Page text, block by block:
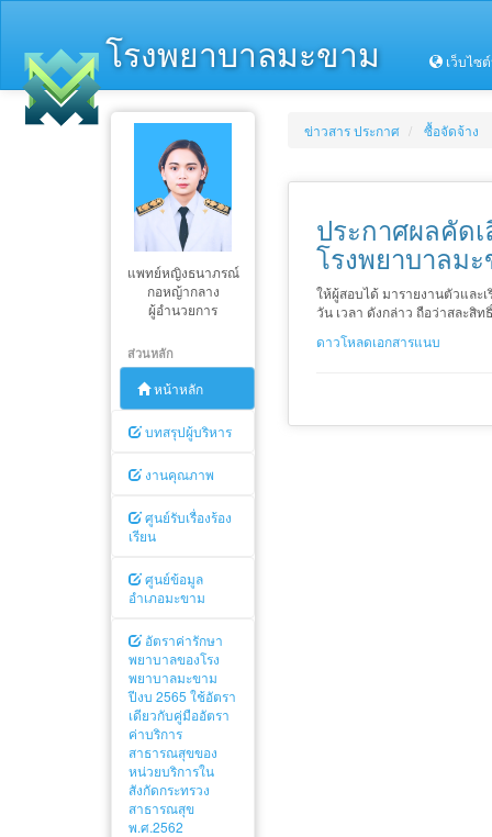
โรงพยาบาลมะขาม เว็บไซ
แพทย์หญิงธนาภรณ์
กอหญ้ากลาง
ผู้อำนวยการ
ส่วนหลัก
หน้าหลัก
บทสรุปผู้บริหาร
งานคุณภาพ
ศูนย์รับเรื่องร้อง
เรียน
ศูนย์ข้อมูล
อำเภอมะขาม
อัตราค่ารักษา
พยาบาลของโรง
พยาบาลมะขาม
ปีงบ 2565 ใช้อัตรา
เดียวกับคู่มืออัตรา
ค่าบริการ
สาธารณสุขของ
หน่วยบริการใน
สังกัดกระทรวง
สาธารณสุข
พ.ศ.2562
ข่าวสาร ประกาศ ซื้อจัดจ้าง
ประกาศผลคัด
โรงพยาบาลม
ให้ผู้สอบได้ มารายงานตัวและ
วัน เวลา ดังกล่าว ถือว่าสละสิท
ดาวโหลดเอกสารแนบ